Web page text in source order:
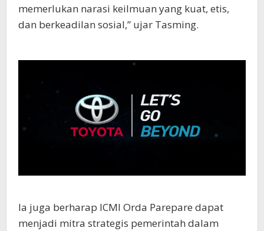
memerlukan narasi keilmuan yang kuat, etis,
dan berkeadilan sosial,” ujar Tasming.
Ia juga berharap ICMI Orda Parepare dapat
menjadi mitra strategis pemerintah dalam